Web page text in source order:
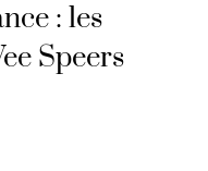
: les
Speers